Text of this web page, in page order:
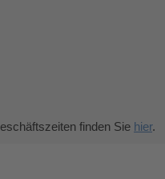
finden Sie hier.